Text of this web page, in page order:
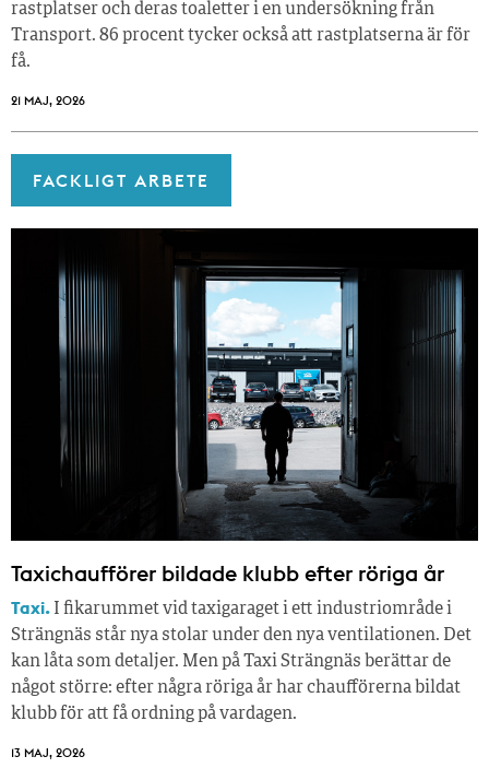
rastplatser och deras toaletter i en undersökning från
Transport. 86 procent tycker också att rastplatserna är för
få.
21 MAJ, 2026
FACKLIGT ARBETE
Taxichaufförer bildade klubb efter röriga år
Taxi. I fikarummet vid taxigaraget i ett industriområde i
Strängnäs står nya stolar under den nya ventilationen. Det
kan låta som detaljer. Men på Taxi Strängnäs berättar de
något större: efter några röriga år har chaufförerna bildat
klubb för att få ordning på vardagen.
13 MAJ, 2026